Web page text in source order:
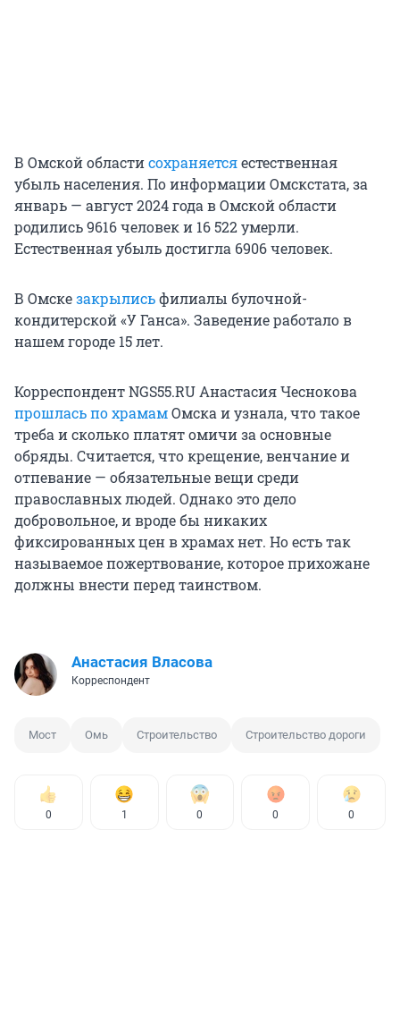
В Омской областисохраняетсяестественная
убыль населения. По информации Омскстата, за
январь — август 2024 года в Омской области
родились 9616 человек и 16 522 умерли.
Естественная убыль достигла 6906 человек.
В Омскезакрылисьфилиалы булочной-
кондитерской «У Ганса». Заведение работало в
нашем городе 15 лет.
Корреспондент NGS55.RU Анастасия Чеснокова
прошлась по храмамОмска и узнала, что такое
треба и сколько платят омичи за основные
обряды. Считается, что крещение, венчание и
отпевание — обязательные вещи среди
православных людей. Однако это дело
добровольное, и вроде бы никаких
фиксированных цен в храмах нет. Но есть так
называемое пожертвование, которое прихожане
должны внести перед таинством.
Анастасия Власова
Корреспондент
Мост Омь Строительство Строительство дороги
0 1 0 0 0